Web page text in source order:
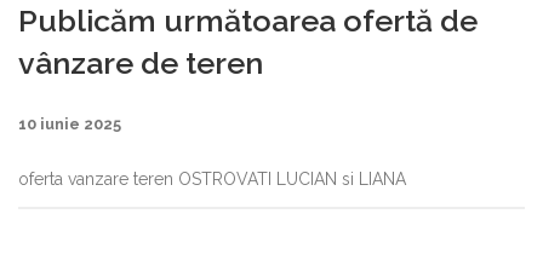
Publicăm următoarea ofertă de
vânzare de teren
10 iunie 2025
oferta vanzare teren OSTROVATI LUCIAN si LIANA